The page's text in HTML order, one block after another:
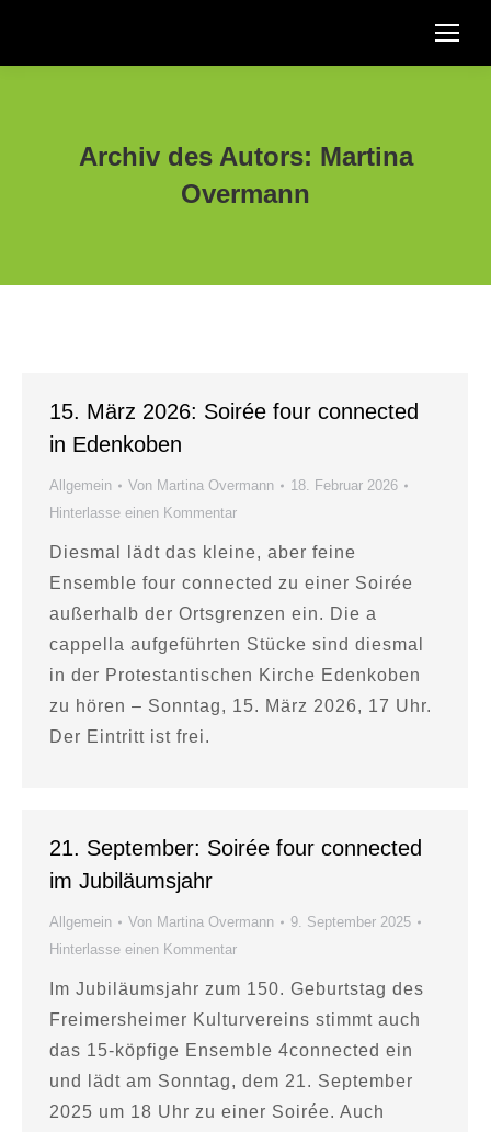
Suche:
Archiv des Autors: Martina
Overmann
15. März 2026: Soirée four connected
in Edenkoben
Allgemein Von Martina Overmann
18. Februar 2026
Hinterlasse einen Kommentar
Diesmal lädt das kleine, aber feine
Ensemble four connected zu einer Soirée
außerhalb der Ortsgrenzen ein. Die a
cappella aufgeführten Stücke sind diesmal
in der Protestantischen Kirche Edenkoben
zu hören – Sonntag, 15. März 2026, 17 Uhr.
Der Eintritt ist frei.
21. September: Soirée four connected
im Jubiläumsjahr
Allgemein Von Martina Overmann
9. September 2025
Hinterlasse einen Kommentar
Im Jubiläumsjahr zum 150. Geburtstag des
Freimersheimer Kulturvereins stimmt auch
das 15-köpfige Ensemble 4connected ein
und lädt am Sonntag, dem 21. September
2025 um 18 Uhr zu einer Soirée. Auch